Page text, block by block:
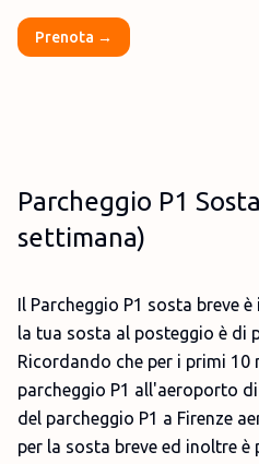
Prenota →
Parcheggio P1
settimana)
Il Parcheggio P1 sosta breve è
la tua sosta al posteggio è di
Ricordando che per i primi 10
parcheggio P1 all'aeroporto
del parcheggio P1 a Firenze
per la sosta breve ed inoltre è